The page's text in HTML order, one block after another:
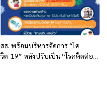
สธ. พร้อมบริหารจัดการ “โค
วิด-19” หลังปรับเป็น “โรคติดต่อที่